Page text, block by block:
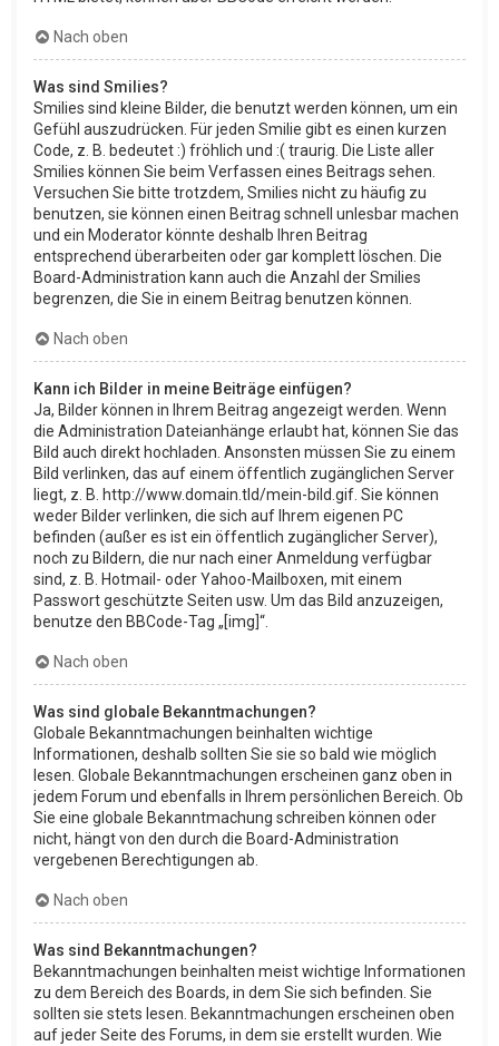
Nach oben
Was sind Smilies?
Smilies sind kleine Bilder, die benutzt werden können, um ein
Gefühl auszudrücken. Für jeden Smilie gibt es einen kurzen
Code, z. B. bedeutet :) fröhlich und :( traurig. Die Liste aller
Smilies können Sie beim Verfassen eines Beitrags sehen.
Versuchen Sie bitte trotzdem, Smilies nicht zu häufig zu
benutzen, sie können einen Beitrag schnell unlesbar machen
und ein Moderator könnte deshalb Ihren Beitrag
entsprechend überarbeiten oder gar komplett löschen. Die
Board-Administration kann auch die Anzahl der Smilies
begrenzen, die Sie in einem Beitrag benutzen können.
Nach oben
Kann ich Bilder in meine Beiträge einfügen?
Ja, Bilder können in Ihrem Beitrag angezeigt werden. Wenn
die Administration Dateianhänge erlaubt hat, können Sie das
Bild auch direkt hochladen. Ansonsten müssen Sie zu einem
Bild verlinken, das auf einem öffentlich zugänglichen Server
liegt, z. B. http://www.domain.tld/mein-bild.gif. Sie können
weder Bilder verlinken, die sich auf Ihrem eigenen PC
befinden (außer es ist ein öffentlich zugänglicher Server),
noch zu Bildern, die nur nach einer Anmeldung verfügbar
sind, z. B. Hotmail- oder Yahoo-Mailboxen, mit einem
Passwort geschützte Seiten usw. Um das Bild anzuzeigen,
benutze den BBCode-Tag „[img]“.
Nach oben
Was sind globale Bekanntmachungen?
Globale Bekanntmachungen beinhalten wichtige
Informationen, deshalb sollten Sie sie so bald wie möglich
lesen. Globale Bekanntmachungen erscheinen ganz oben in
jedem Forum und ebenfalls in Ihrem persönlichen Bereich. Ob
Sie eine globale Bekanntmachung schreiben können oder
nicht, hängt von den durch die Board-Administration
vergebenen Berechtigungen ab.
Nach oben
Was sind Bekanntmachungen?
Bekanntmachungen beinhalten meist wichtige Informationen
zu dem Bereich des Boards, in dem Sie sich befinden. Sie
sollten sie stets lesen. Bekanntmachungen erscheinen oben
auf jeder Seite des Forums, in dem sie erstellt wurden. Wie